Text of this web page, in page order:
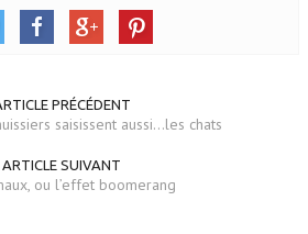
PRÉCÉDENT
saisissent aussi...les chats
ARTICLE SUIVANT
ou l’effet boomerang